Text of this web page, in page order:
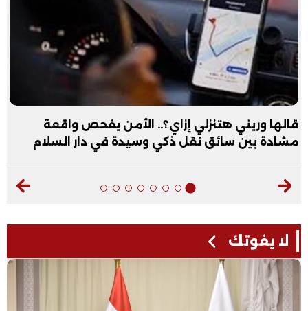
قالها وريني هتنزلي إزاي؟.. الأمن يفحص واقعة
مشادة بين سائق نقل ذكي وسيدة في دار السلام
لا يفوتك